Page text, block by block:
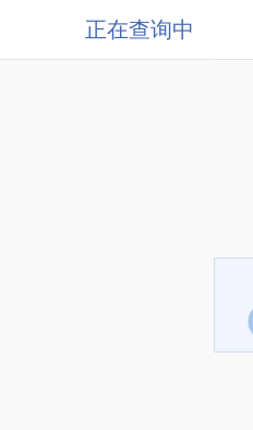
正在查询中